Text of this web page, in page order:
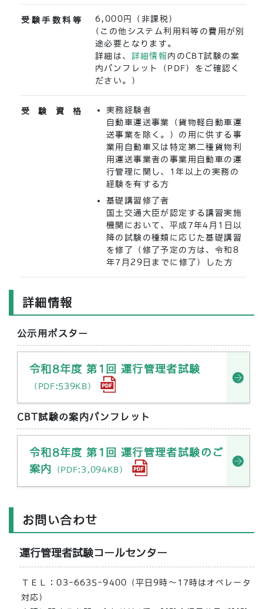
受験手数料等
6,000円（非課税）
（この他システム利用料等の費用が別
途必要となります。
詳細は、 詳細情報 内のCBT試験の案
内パンフレット（PDF）をご確認く
ださい。）
受験資格
実務経験者
自動車運送事業（貨物軽自動車運
送事業を除く。）の用に供する事
業用自動車又は特定第二種貨物利
用運送事業者の事業用自動車の運
行管理に関し、1年以上の実務の
経験を有する方
基礎講習修了者
国土交通大臣が認定する講習実施
機関において、平成7年4月1日以
降の試験の種類に応じた基礎講習
を修了（修了予定の方は、令和8
年7月29日までに修了）した方
詳細情報
公示用ポスター
令和8年度 第1回 運行管理者試験
（PDF:539KB）
CBT試験の案内パンフレット
令和8年度 第1回 運行管理者試験のご
案内
（PDF:3,094KB）
お問い合わせ
運行管理者試験コールセンター
ＴＥＬ：03-6635-9400（平日9時～17時はオペレータ
対応）